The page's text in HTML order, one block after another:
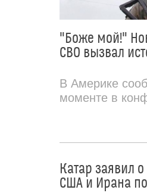
"Боже мой!"
СВО вызвал
В Америке
моменте в
Катар заявил
США и Ирана